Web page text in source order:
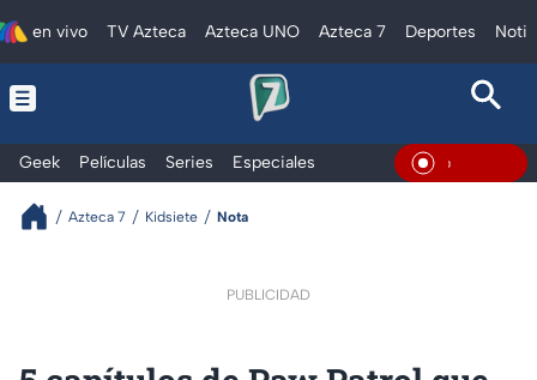
en vivo TV Azteca Azteca UNO Azteca 7 Deportes
Geek Películas Series Especiales
Azteca 7 Kidsiete Nota
PUBLICIDAD